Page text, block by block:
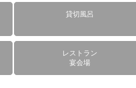
貸切風呂
レストラン
宴会場